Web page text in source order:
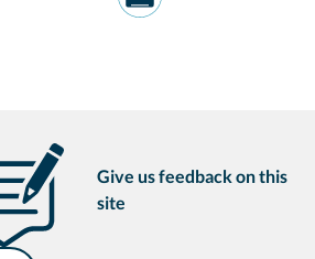
Give us feedback on this
site